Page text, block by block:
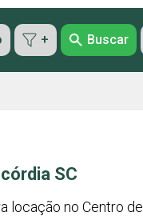
+ Buscar
SC
locação no Centro de